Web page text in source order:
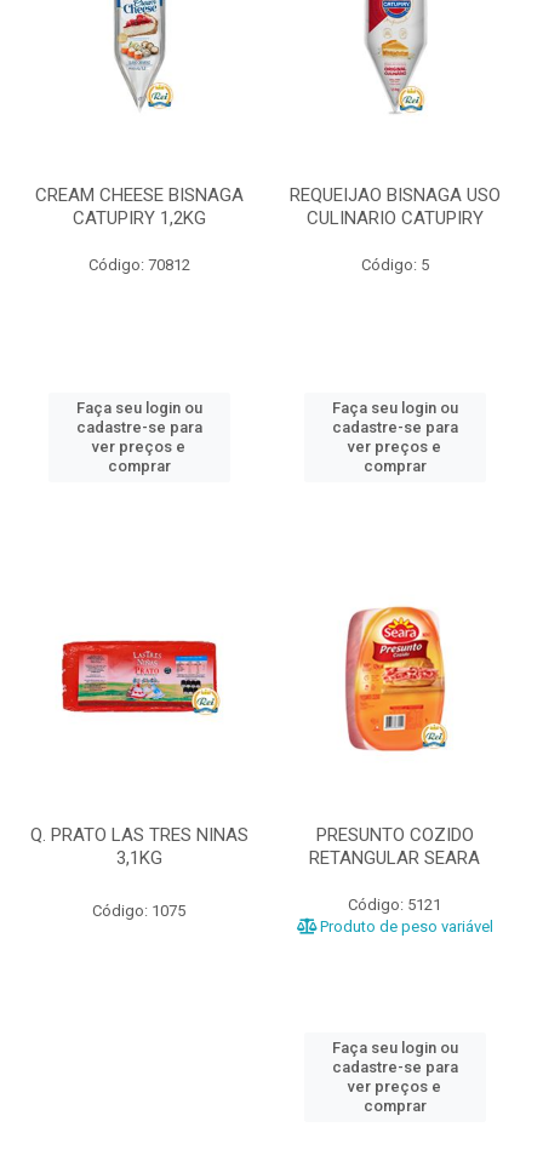
CREAM CHEESE BISNAGA
CATUPIRY 1,2KG
Código: 70812
Faça seu login ou
cadastre-se para
ver preços e
comprar
REQUEIJAO BISNAGA USO
CULINARIO CATUPIRY
Código: 5
Faça seu login ou
cadastre-se para
ver preços e
comprar
Q. PRATO LAS TRES NINAS
3,1KG
Código: 1075
PRESUNTO COZIDO
RETANGULAR SEARA
Código: 5121
Produto de peso variável
Faça seu login ou
cadastre-se para
ver preços e
comprar